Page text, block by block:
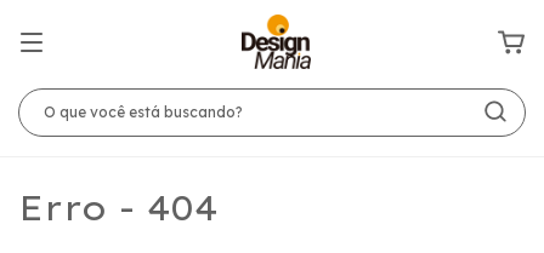
Erro - 404